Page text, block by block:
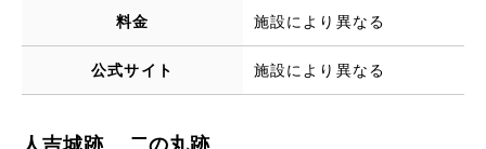
料金 施設により異なる
公式サイト 施設により異なる
人吉城跡 二の丸跡